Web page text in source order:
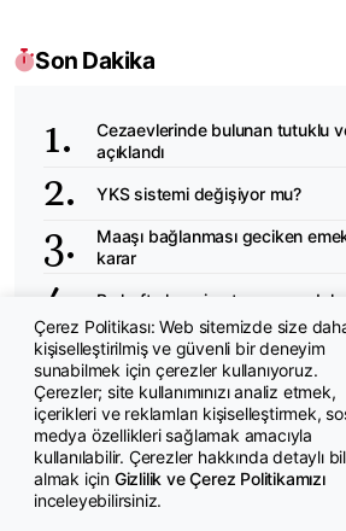
Son Dakika
Cezaevlerinde bulunan tutuklu
açıklandı
YKS sistemi değişiyor mu?
Maaşı bağlanması geciken
karar
Bu hafta hangi yatırım aracı
Milli Dayanışma ve Toplumsal
Güçlendirilmesine Dair Kanun
Öne Çıkanlar
Çerez Politikası: Web sitemizde size
kişiselleştirilmiş ve güvenli bir deneyim
sunabilmek için çerezler kullanıyoruz.
Çerezler; site kullanımınızı analiz etmek,
içerikleri ve reklamları kişiselleştirmek,
medya özellikleri sağlamak amacıyla
kullanılabilir. Çerezler hakkında detaylı
almak için Gizlilik ve Çerez Politikamızı
inceleyebilirsiniz.